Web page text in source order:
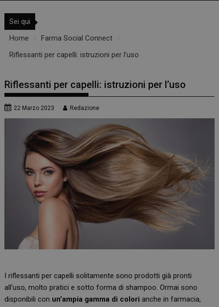
Sei qui
Home
Farma Social Connect
Riflessanti per capelli: istruzioni per l’uso
Riflessanti per capelli: istruzioni per l’uso
22 Marzo 2023 Redazione
I riflessanti per capelli solitamente sono prodotti già pronti
all’uso, molto pratici e sotto forma di shampoo. Ormai sono
disponibili con un’ampia gamma di colori anche in farmacia,